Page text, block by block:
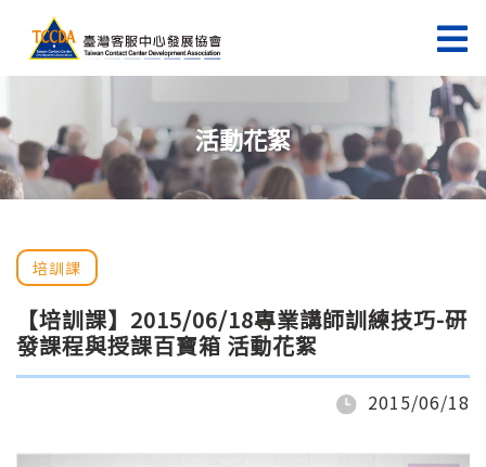
活動花絮
培訓課
【培訓課】2015/06/18專業講師訓練技巧-研
發課程與授課百寶箱 活動花絮
2015/06/18